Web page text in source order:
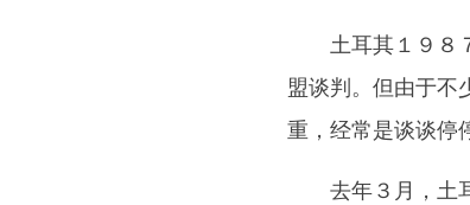
土耳其１９８７
盟谈判。但由于不
重，经常是谈谈停
去年３月，土耳